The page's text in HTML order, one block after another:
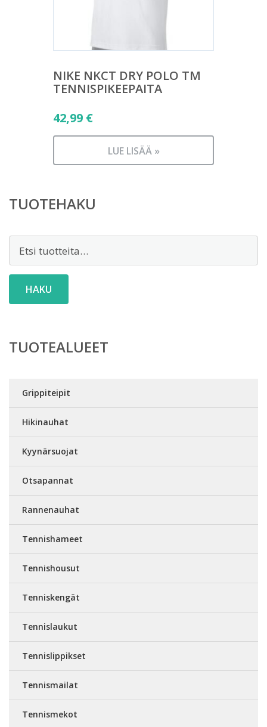
NIKE NKCT DRY POLO TM
TENNISPIKEEPAITA
42,99 €
LUE LISÄÄ »
TUOTEHAKU
Etsi:
HAKU
TUOTEALUEET
Grippiteipit
Hikinauhat
Kyynärsuojat
Otsapannat
Rannenauhat
Tennishameet
Tennishousut
Tenniskengät
Tennislaukut
Tennislippikset
Tennismailat
Tennismekot